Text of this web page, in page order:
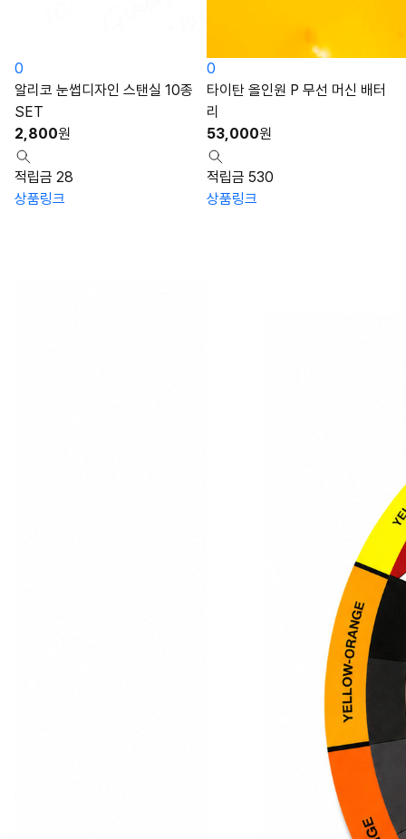
0
알리코 눈썹디자인 스탠실 10종
SET
2,800원
적립금 28
상품링크
0
타이탄 올인원 P 무선 머신 배터
리
53,000원
적립금 530
상품링크